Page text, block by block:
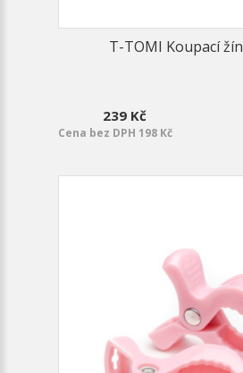
T-TOMI Koupací
239 Kč
Cena bez DPH 198 Kč